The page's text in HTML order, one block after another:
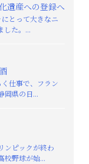
遺産への登録へ
とって大きなニ
した。...
仕事で、フラン
岡県の日...
ンピックが終わ
校野球が始...